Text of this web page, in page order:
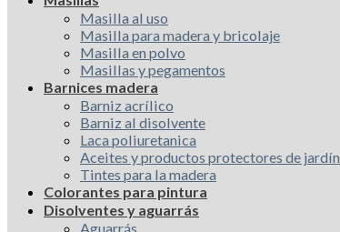
Masilla al uso
Masilla para madera y bricolaje
Masilla en polvo
Masillas y pegamentos
Barnices madera
Barniz acrílico
Barniz al disolvente
Laca poliuretanica
Aceites y productos protectores de jardín
Tintes para la madera
Colorantes para pintura
Disolventes y aguarrás
Aguarrás